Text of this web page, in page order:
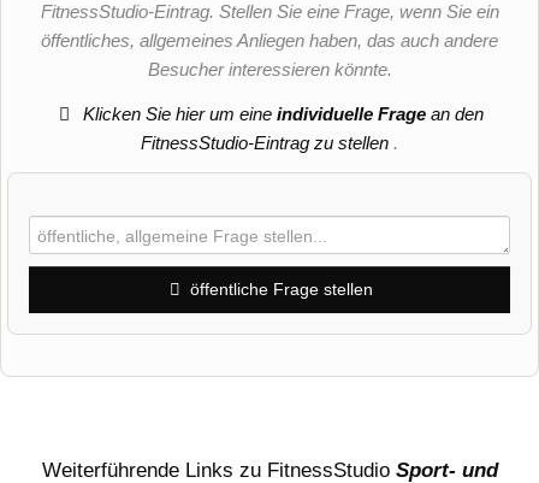
FitnessStudio-Eintrag. Stellen Sie eine Frage, wenn Sie ein
öffentliches, allgemeines Anliegen haben, das auch andere
Besucher interessieren könnte.
Klicken Sie hier um eineindividuelle Frage an den
FitnessStudio-Eintrag zu stellen .
öffentliche Frage stellen
Weiterführende Links zu FitnessStudio Sport- und